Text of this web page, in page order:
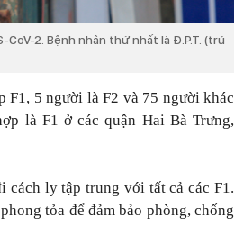
2. Bệnh nhân thứ nhất là Đ.P.T. (trú
F1, 5 người là F2 và 75 người khác
là F1 ở các quận Hai Bà Trưng,
cách ly tập trung với tất cả các F1.
tỏa để đảm bảo phòng, chống